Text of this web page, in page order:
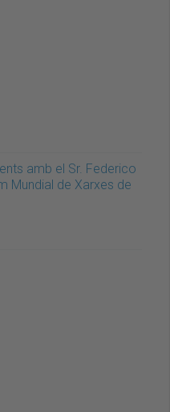
amb el Sr. Federico
Mundial de Xarxes de